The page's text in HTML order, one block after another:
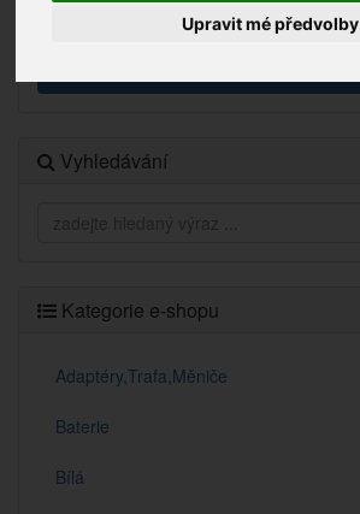
Upravit mé předvolby
Vyhledávání
Kategorie e-shopu
Adaptéry,Trafa,Měniče
Baterie
Bílá